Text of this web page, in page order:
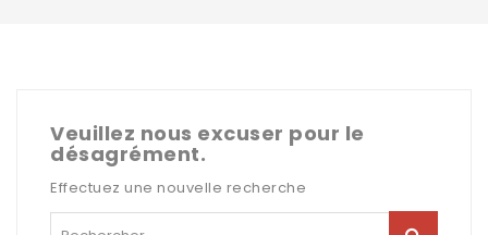
Veuillez nous excuser pour le
désagrément.
Effectuez une nouvelle recherche